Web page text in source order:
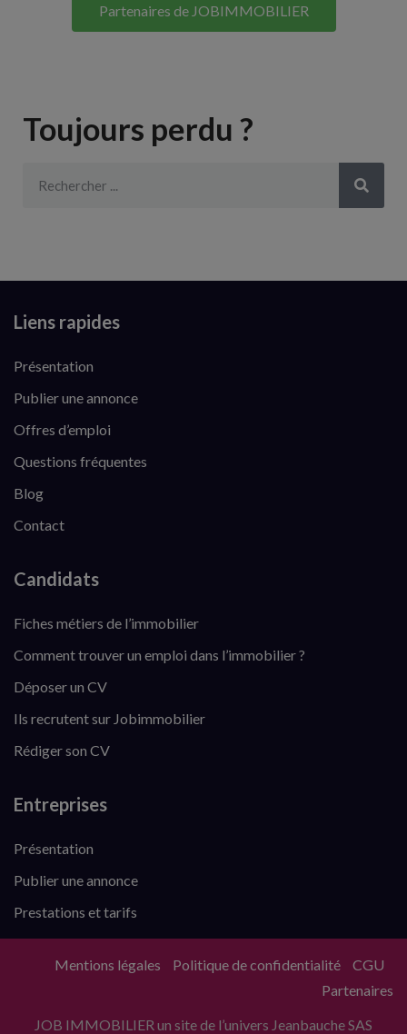
Partenaires de JOBIMMOBILIER
Toujours perdu ?
Liens rapides
Présentation
Publier une annonce
Offres d’emploi
Questions fréquentes
Blog
Contact
Candidats
Fiches métiers de l’immobilier
Comment trouver un emploi dans l’immobilier ?
Déposer un CV
Ils recrutent sur Jobimmobilier
Rédiger son CV
Entreprises
Présentation
Publier une annonce
Prestations et tarifs
JOB IMMOBILIER un site de l’univers Jeanbauche SAS
Mentions légales Politique de confidentialité
CGU
Partenaires